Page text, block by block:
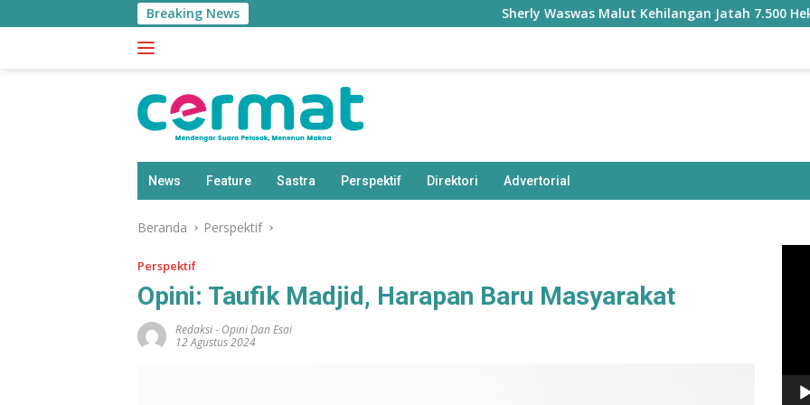
ke
Breaking News Sherly Waswas Malut Kehilangan Jatah 7.500 Hektare
News Feature Sastra Perspektif Direktori Advertorial
Beranda Perspektif
Perspektif
Opini: Taufik Madjid, Harapan Baru Masyarakat
Redaksi- Opini Dan Esai
12 Agustus 2024